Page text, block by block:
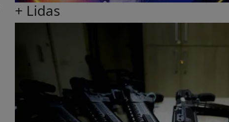
+ Lidas